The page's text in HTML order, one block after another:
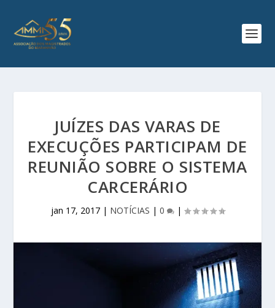
JUÍZES DAS VARAS DE
EXECUÇÕES PARTICIPAM DE
REUNIÃO SOBRE O SISTEMA
CARCERÁRIO
jan 17, 2017| NOTÍCIAS | 0 |